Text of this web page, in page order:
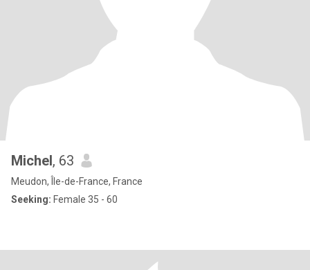
Michel, 63
Meudon, Île-de-France, France
Seeking: Female 35 - 60